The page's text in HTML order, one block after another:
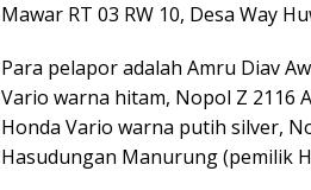
Mawar RT 03 RW 10, Desa Way
Para pelapor adalah Amru Diav
Vario warna hitam, Nopol Z 2116
Honda Vario warna putih silver,
Hasudungan Manurung (pemilik